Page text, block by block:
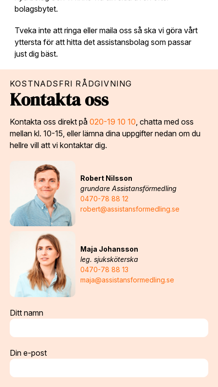
bolagsbytet.
Tveka inte att ringa eller maila oss så ska vi göra vårt
yttersta för att hitta det assistansbolag som passar
just dig bäst.
KOSTNADSFRI RÅDGIVNING
Kontakta oss
Kontakta oss direkt på 020-19 10 10 , chatta med oss
mellan kl. 10-15, eller lämna dina uppgifter nedan om du
hellre vill att vi kontaktar dig.
Robert Nilsson
grundare Assistansförmedling
0470-78 88 12
robert@assistansformedling.se
Maja Johansson
leg. sjuksköterska
0470-78 88 13
maja@assistansformedling.se
Ditt namn
Din e-post